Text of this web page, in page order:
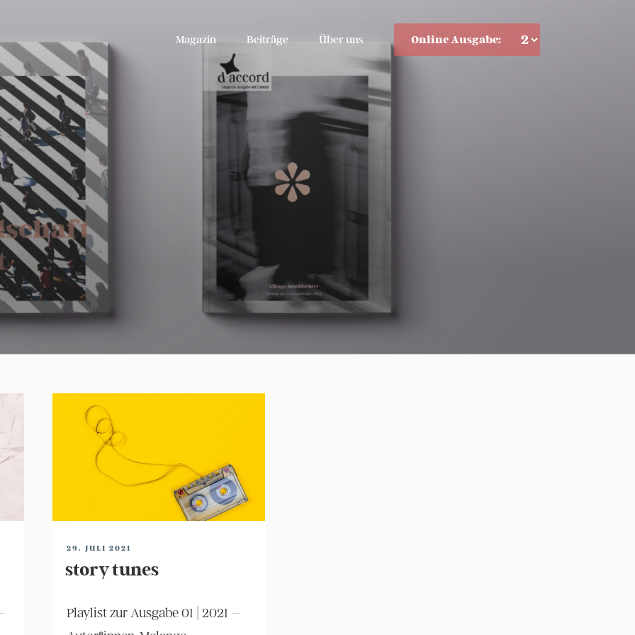
Magazin Beiträge Über uns Online Ausgabe:
VERÖFFENTLICHT
29. JULI 2021
story tunes
Playlist zur Ausgabe 01 | 2021 –